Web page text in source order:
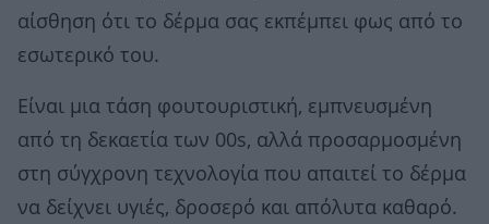
αίσθηση ότι το δέρμα σας εκπέμπει φως από το
εσωτερικό του.
Είναι μια τάση φουτουριστική, εμπνευσμένη
από τη δεκαετία των 00s, αλλά προσαρμοσμένη
στη σύγχρονη τεχνολογία που απαιτεί το δέρμα
να δείχνει υγιές, δροσερό και απόλυτα καθαρό.